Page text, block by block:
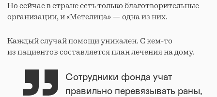
Но сейчас в стране есть только благотворительные
организации, и «Метелица» — одна из них.
Каждый случай помощи уникален. С кем-то
из пациентов составляется план лечения на дому.
Сотрудники фонда учат
правильно перевязывать раны,